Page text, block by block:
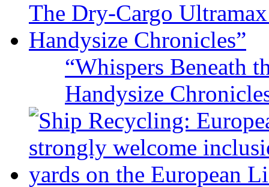
“Whispers Beneath
Handysize